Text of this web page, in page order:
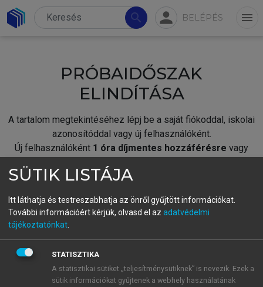
search person BELÉPÉS menu
PRÓBAIDŐSZAK
ELINDÍTÁSA
A tartalom megtekintéséhez lépj be a saját fiókoddal, iskolai
azonosítóddal vagy új felhasználóként.
Új felhasználóként 1 óra díjmentes hozzáférésre vagy
fiókoddal,vagy hozz létre új fiókot.
A regisztráció után apróbaidőszakautomatikusan
BELÉPÉS SAJÁT FIÓKKAL
SÜTIK LISTÁJA
Itt láthatja és testreszabhatja az önről gyűjtött információkat.
További információért kérjük, olvasd el az adatvédelmi
tájékoztatónkat
STATISZTIKA
A statisztikai sütiket „teljesítménysütiknek” is nevezik. Ezek a
sütik információkat gyűjtenek a webhely használatának